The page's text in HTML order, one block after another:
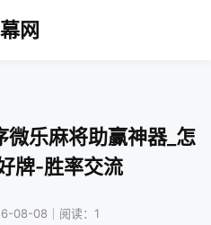
网
乐麻将助赢神器_怎
牌-胜率交流
08-08｜阅读：1